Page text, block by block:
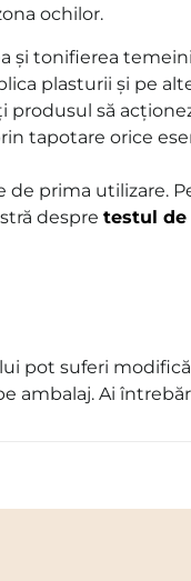
ochilor.
și tonifierea
plasturii și pe
produsul să
tapotare orice
de prima utilizare.
despre testul de
pot suferi
ambalaj. Ai